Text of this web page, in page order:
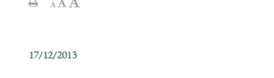
17/12/2013